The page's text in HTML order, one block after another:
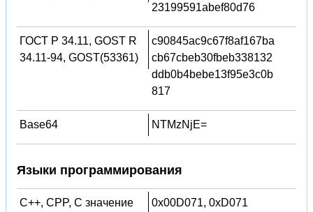
23199591abef80d76
ГОСТ Р 34.11, GOST R
34.11-94, GOST(53361)
c90845ac9c67f8af167ba
cb67cbeb30fbeb338132
ddb0b4bebe13f95e3c0b
817
Base64 NTMzNjE=
Языки программирования
C++, CPP, C значение
0x00D071, 0xD071